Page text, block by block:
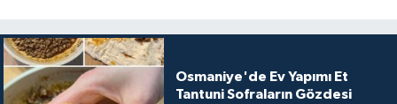
Osmaniye'de Ev Yapımı Et
Tantuni Sofraların Gözdesi